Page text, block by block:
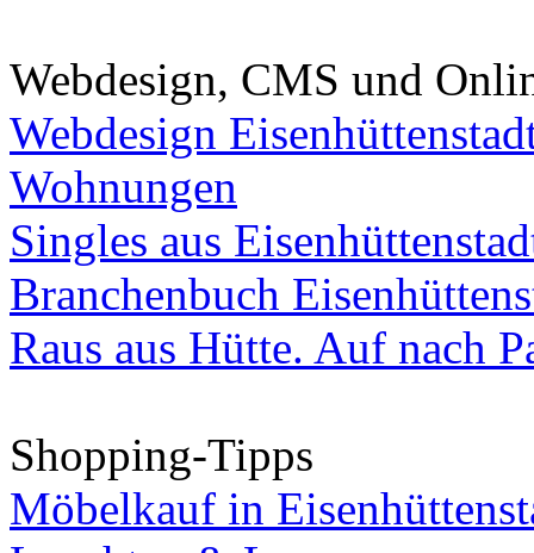
Webdesign, CMS und
Webdesign
Wohnungen
Singles aus
Branchenbuch
Raus aus Hütte. Auf nach
Shopping-Tipps
Möbelkauf in